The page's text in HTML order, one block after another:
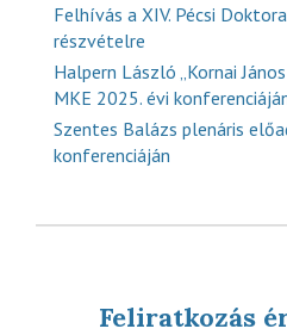
Felhívás a XIV. Pécsi
részvételre
Halpern László „Kornai
MKE 2025. évi
Szentes Balázs plenáris
konferenciáján
Feliratkozás